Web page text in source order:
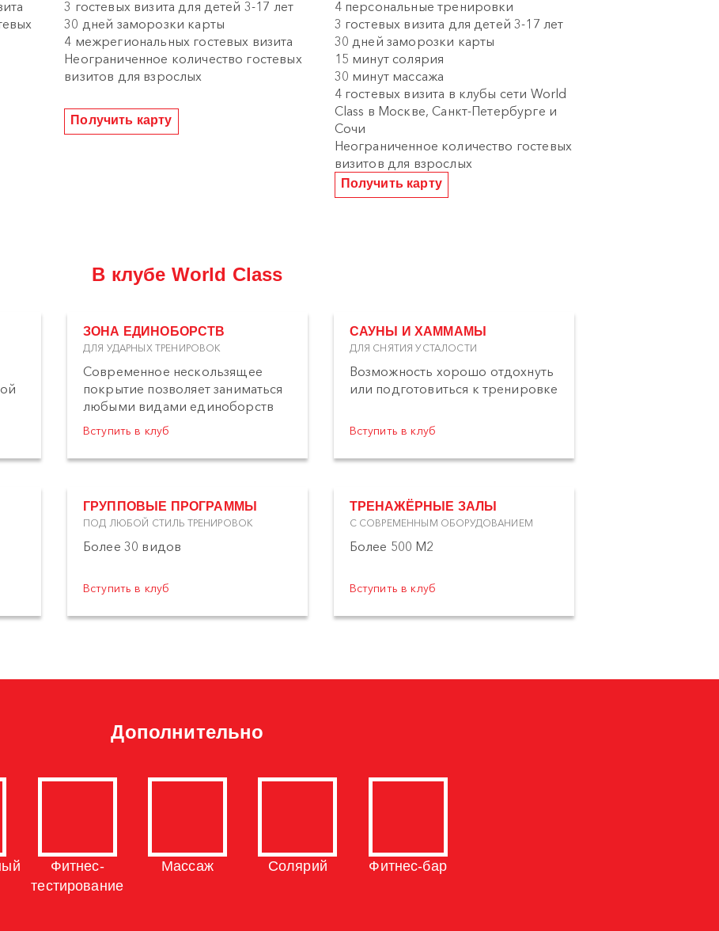
3 гостевых визита для детей 3-17 лет
30 дней заморозки карты
4 межрегиональных гостевых визита
Неограниченное количество гостевых
визитов для взрослых
Получить карту
4 персональные тренировки
3 гостевых визита для детей 3-17 лет
30 дней заморозки карты
15 минут солярия
30 минут массажа
4 гостевых визита в клубы сети World
Class в Москве, Санкт-Петербурге и
Сочи
Неограниченное количество гостевых
визитов для взрослых
Получить карту
В клубе World Class
ЗОНА ЕДИНОБОРСТВ
ДЛЯ УДАРНЫХ ТРЕНИРОВОК
Современное нескользящее
покрытие позволяет заниматься
любыми видами единоборств
Вступить в клуб
САУНЫ И ХАММАМЫ
ДЛЯ СНЯТИЯ УСТАЛОСТИ
Возможность хорошо отдохнуть
или подготовиться к тренировке
Вступить в клуб
ГРУППОВЫЕ ПРОГРАММЫ
ПОД ЛЮБОЙ СТИЛЬ ТРЕНИРОВОК
Более 30 видов
Вступить в клуб
ТРЕНАЖЁРНЫЕ ЗАЛЫ
С СОВРЕМЕННЫМ ОБОРУДОВАНИЕМ
Более 500 М2
Вступить в клуб
Дополнительно
Фитнес-
тестирование
Массаж Солярий Фитнес-бар